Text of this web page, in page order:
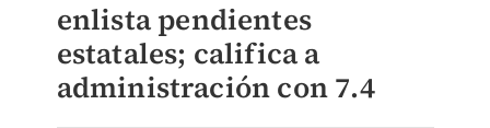
enlista pendientes
estatales; califica a
administración con 7.4